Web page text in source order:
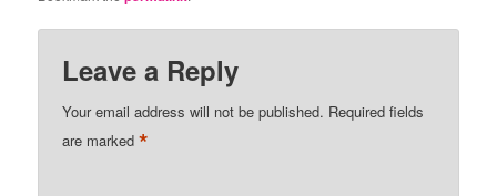
Leave a Reply
Your email address will not be published. Required fields
are marked*